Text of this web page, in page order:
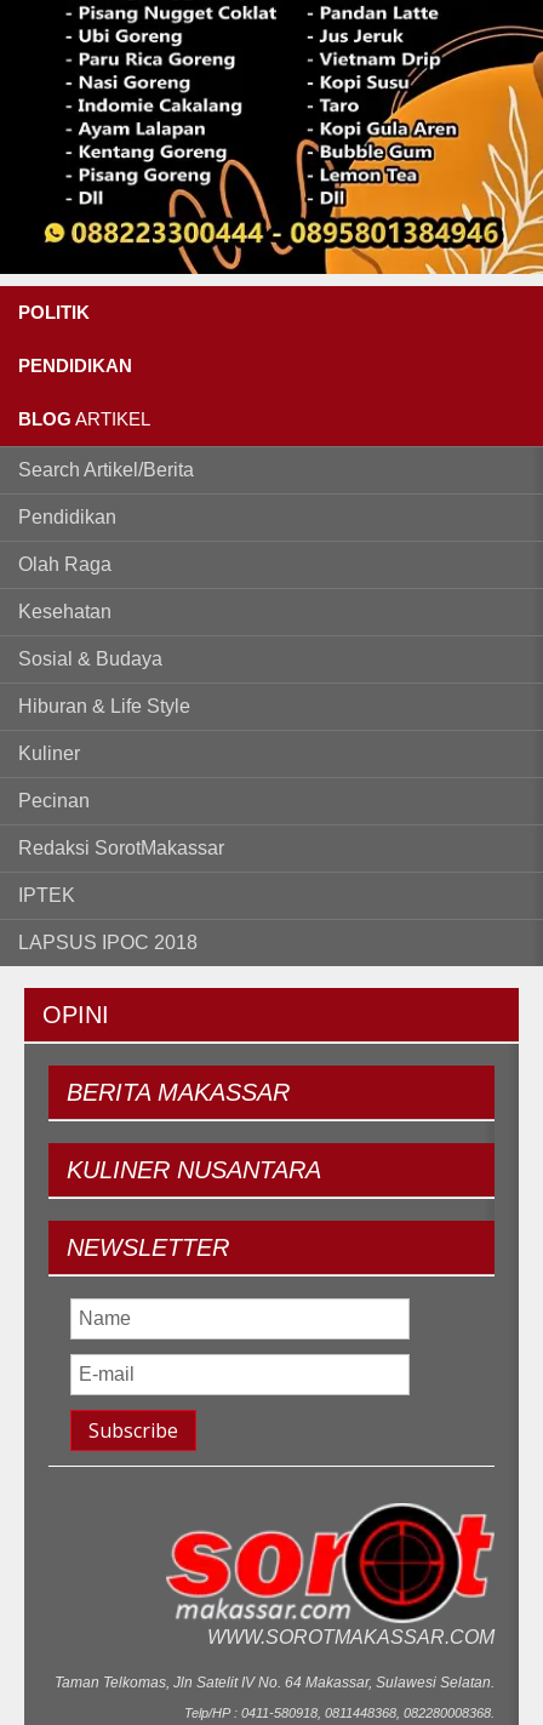
POLITIK
PENDIDIKAN
BLOG ARTIKEL
Search Artikel/Berita
Pendidikan
Olah Raga
Kesehatan
Sosial & Budaya
Hiburan & Life Style
Kuliner
Pecinan
Redaksi SorotMakassar
IPTEK
LAPSUS IPOC 2018
OPINI
BERITA MAKASSAR
KULINER NUSANTARA
NEWSLETTER
WWW.SOROTMAKASSAR.COM
Taman Telkomas, Jln Satelit IV No. 64 Makassar, Sulawesi Selatan.
Telp/HP : 0411-580918, 0811448368, 082280008368.